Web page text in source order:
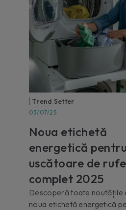
Trend Setter
03/07/25
Noua etichetă
energetică pentru
uscătoare de
complet 2025
Descoperă toate noutățile
noua etichetă energetică